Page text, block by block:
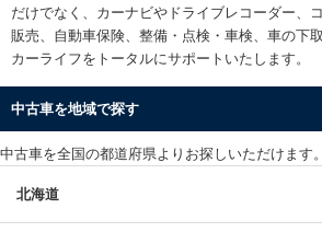
だけでなく、カーナビやドライブレコーダー、
販売、自動車保険、整備・点検・車検、車の下
カーライフをトータルにサポートいたします。
中古車を地域で探す
中古車を全国の都道府県よりお探しいただけます。
北海道